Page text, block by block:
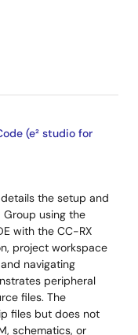
(e² studio for
the setup and
Group using the
with the CC-RX
project workspace
navigating
peripheral
files. The
files but does not
schematics, or